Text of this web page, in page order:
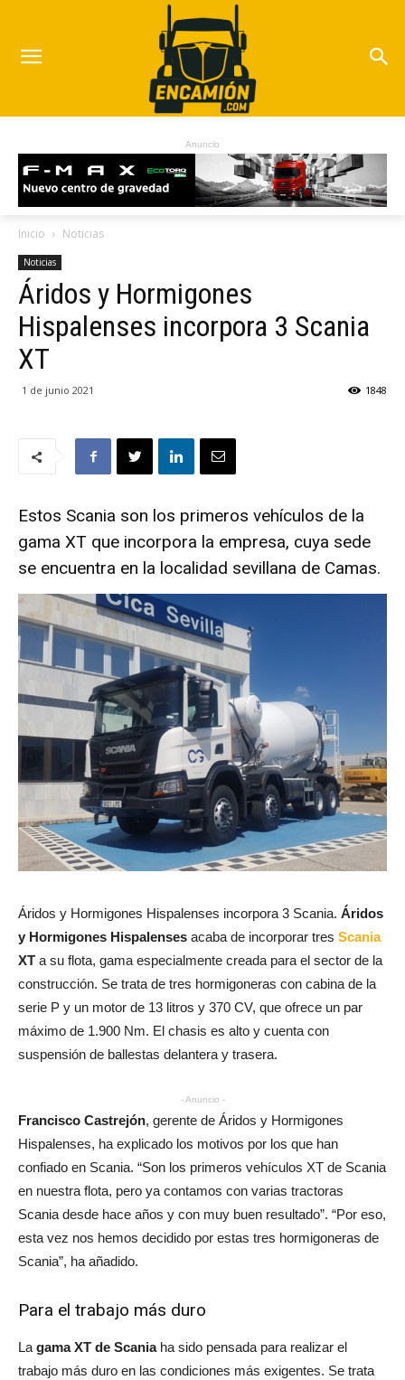
Anuncio
Inicio Noticias
Noticias
Áridos y Hormigones
Hispalenses incorpora 3 Scania
XT
1 de junio 2021 1848
Estos Scania son los primeros vehículos de la
gama XT que incorpora la empresa, cuya sede
se encuentra en la localidad sevillana de Camas.
Áridos y Hormigones Hispalenses incorpora 3 Scania. Áridos
y Hormigones Hispalenses acaba de incorporar tres Scania
XT a su flota, gama especialmente creada para el sector de la
construcción. Se trata de tres hormigoneras con cabina de la
serie P y un motor de 13 litros y 370 CV, que ofrece un par
máximo de 1.900 Nm. El chasis es alto y cuenta con
suspensión de ballestas delantera y trasera.
- Anuncio -
Francisco Castrejón, gerente de Áridos y Hormigones
Hispalenses, ha explicado los motivos por los que han
confiado en Scania. “Son los primeros vehículos XT de Scania
en nuestra flota, pero ya contamos con varias tractoras
Scania desde hace años y con muy buen resultado”. “Por eso,
esta vez nos hemos decidido por estas tres hormigoneras de
Scania”, ha añadido.
Para el trabajo más duro
La gama XT de Scaniaha sido pensada para realizar el
trabajo más duro en las condiciones más exigentes. Se trata